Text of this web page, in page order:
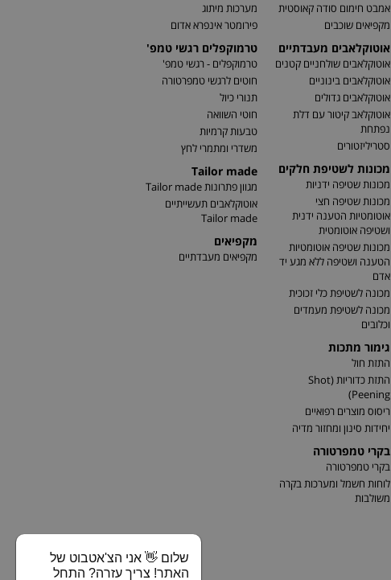
אמבט חימום סודה קאוסטית
מקפיאים שוכבים
אוטוקלאבים מעבדתיים
אוטוקלאבים שולחניים קטנים
אוטוקלאבים בינוניים
אוטוקלאבים גדולים
אוטוקלאב קיטור עם דלת
נפתחת
סטריליזטורים
מכונות לשטיפת חלקים
מכונות שטיפה ידניות
מכונות שטיפה חצי
אוטומטיות הטענה ידנית
ושטיפה אוטומטית
מכונות שטיפה אוטומטיות
הטענה ושטיפה ללא מגע יד
אדם
מכונה לשטיפת כלי זכוכית
מכונה לשטיפת מעמדים
וכלובים
גימור מתכות
התזת חול
התזת כדוריות (Shot
Peening)
ריסוס מוצרים רפואיים
יחידות סינון ומחזור מדיה
בקרי טמפרטורה
בקרי טמפרטורה
לוחות חשמל ומערכות בקרה
משולבות
מערכות מיתוג
פירומטר אינפרא אדום
טרמוקפלים רגשי טמפ'
טרמוקפלים - רגשי טמפ'
חוטים לרגשי טמפרטורה
תנורי כיול
חוטי השוואה
טבעות קרמיות
משדרי ומתמרי לחץ
Tailor made
מגוון פתרונות Tailor made
אוטוקלאבים תעשייתיים
Tailor made
מקפיאים
מקפיאים מעבדתיים
שלום 👋 אני הצ'אטבוט של
האתר! צריך עזרה? התחל